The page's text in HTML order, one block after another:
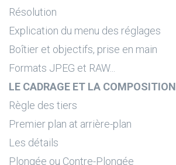
Résolution
Explication du menu des réglages
Boîtier et objectifs, prise en main
Formats JPEG et RAW...
LE CADRAGE ET LA COMPOSITION
Règle des tiers
Premier plan at arrière-plan
Les détails
Plongée ou Contre-Plongée